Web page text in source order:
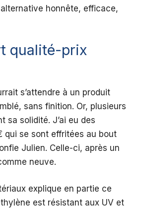
honnête, efficace,
qualité-prix
s’attendre à un produit
sans finition. Or, plusieurs
sa solidité. J’ai eu des
qui se sont effritées au bout
Julien. Celle-ci, après un
neuve.
explique en partie ce
est résistant aux UV et